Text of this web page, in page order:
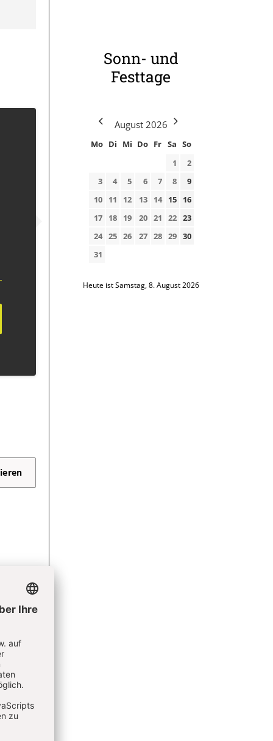
Sonn- und
Festtage
August 2026
Mo Di Mi Do Fr Sa So
1
2
3
4 5 6 7 8
9
10
11 12 13 14 15
16
17
18 19 20 21 22 23
24 25 26 27 28 29 30
31
Heute ist Samstag, 8. August 2026